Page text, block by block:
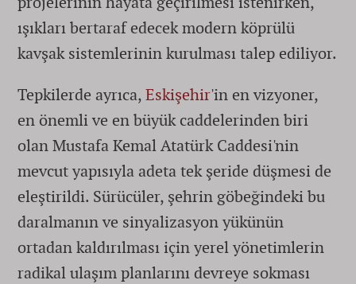
ışıkları bertaraf edecek modern köprülü
kavşak sistemlerinin kurulması talep ediliyor.
Tepkilerde ayrıca,Eskişehir'in en vizyoner,
en önemli ve en büyük caddelerinden biri
olan Mustafa Kemal Atatürk Caddesi'nin
mevcut yapısıyla adeta tek şeride düşmesi de
eleştirildi. Sürücüler, şehrin göbeğindeki bu
daralmanın ve sinyalizasyon yükünün
ortadan kaldırılması için yerel yönetimlerin
radikal ulaşım planlarını devreye sokması